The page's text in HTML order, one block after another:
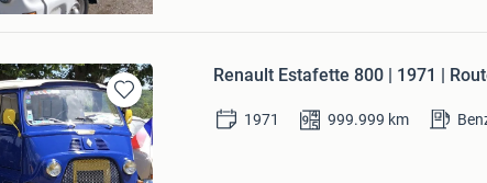
Bewaren
in
Mijn
Favorieten
Renault Estafette 800 | 1971 |
1971 999.999 km